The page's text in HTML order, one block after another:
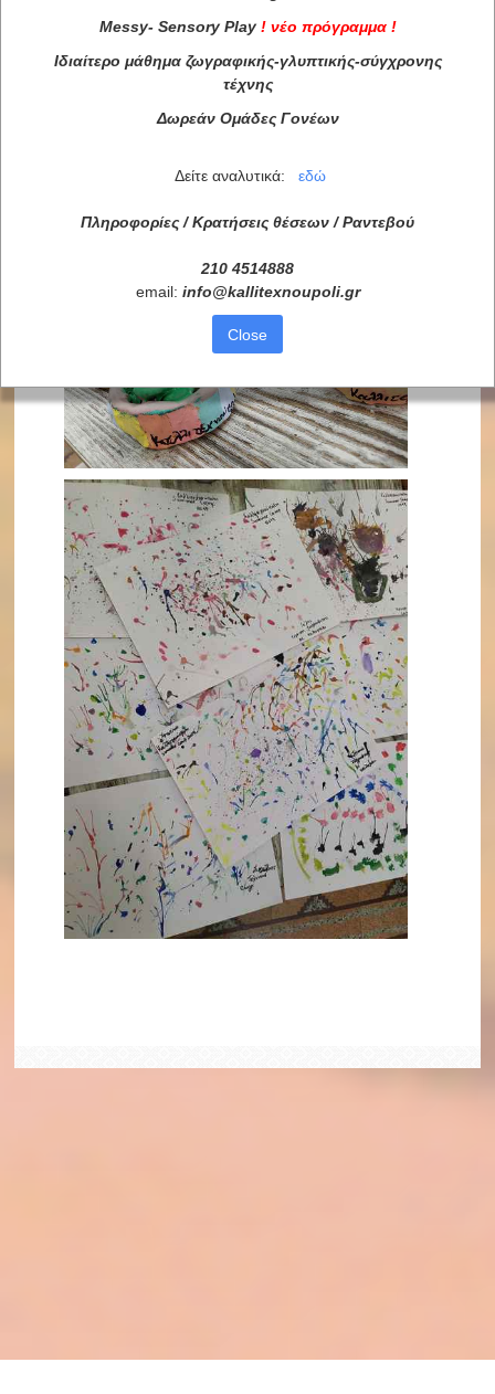
Messy- Sensory Play ! νέο πρόγραμμα !
Ιδιαίτερο μάθημα ζωγραφικής-γλυπτικής-σύγχρονης
τέχνης
Δωρεάν Ομάδες Γονέων
Δείτε αναλυτικά: εδώ
Πληροφορίες / Κρατήσεις θέσεων / Ραντεβού
210 4514888
email: info@kallitexnoupoli.gr
Close